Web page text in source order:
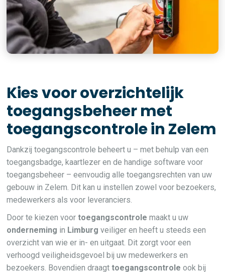
Kies voor overzichtelijk
toegangsbeheer met
toegangscontrole in Zelem
Dankzij toegangscontrole beheert u – met behulp van een
toegangsbadge, kaartlezer en de handige software voor
toegangsbeheer – eenvoudig alle toegangsrechten van uw
gebouw in Zelem. Dit kan u instellen zowel voor bezoekers,
medewerkers als voor leveranciers.
Door te kiezen voortoegangscontrole maakt u uw
onderneming in Limburg veiliger en heeft u steeds een
overzicht van wie er in- en uitgaat. Dit zorgt voor een
verhoogd veiligheidsgevoel bij uw medewerkers en
bezoekers. Bovendien draagttoegangscontrole ook bij